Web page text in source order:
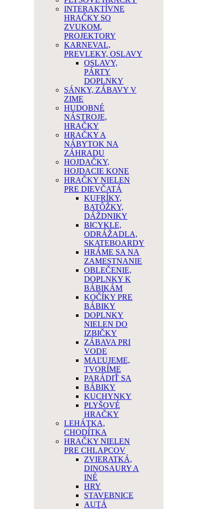
INTERAKTÍVNE
HRAČKY SO
ZVUKOM,
PROJEKTORY
KARNEVAL,
PREVLEKY, OSLAVY
OSLAVY,
PÁRTY
DOPLNKY
SÁNKY, ZÁBAVY V
ZIME
HUDOBNÉ
NÁSTROJE,
HRAČKY
HRAČKY A
NÁBYTOK NA
ZÁHRADU
HOJDAČKY,
HOJDACIE KONE
HRAČKY NIELEN
PRE DIEVČATÁ
KUFRÍKY,
BATÔŽKY,
DÁŽDNIKY
BICYKLE,
ODRÁŽADLA,
SKATEBOARDY
HRÁME SA NA
ZAMESTNANIE
OBLEČENIE,
DOPLNKY K
BÁBIKÁM
KOČÍKY PRE
BÁBIKY
DOPLNKY
NIELEN DO
IZBIČKY
ZÁBAVA PRI
VODE
MAĽUJEME,
TVORÍME
PARÁDIŤ SA
BÁBIKY
KUCHYNKY
PLYŠOVÉ
HRAČKY
LEHÁTKA,
CHODÍTKA
HRAČKY NIELEN
PRE CHLAPCOV
ZVIERATKÁ,
DINOSAURY A
INÉ
HRY
STAVEBNICE
AUTÁ